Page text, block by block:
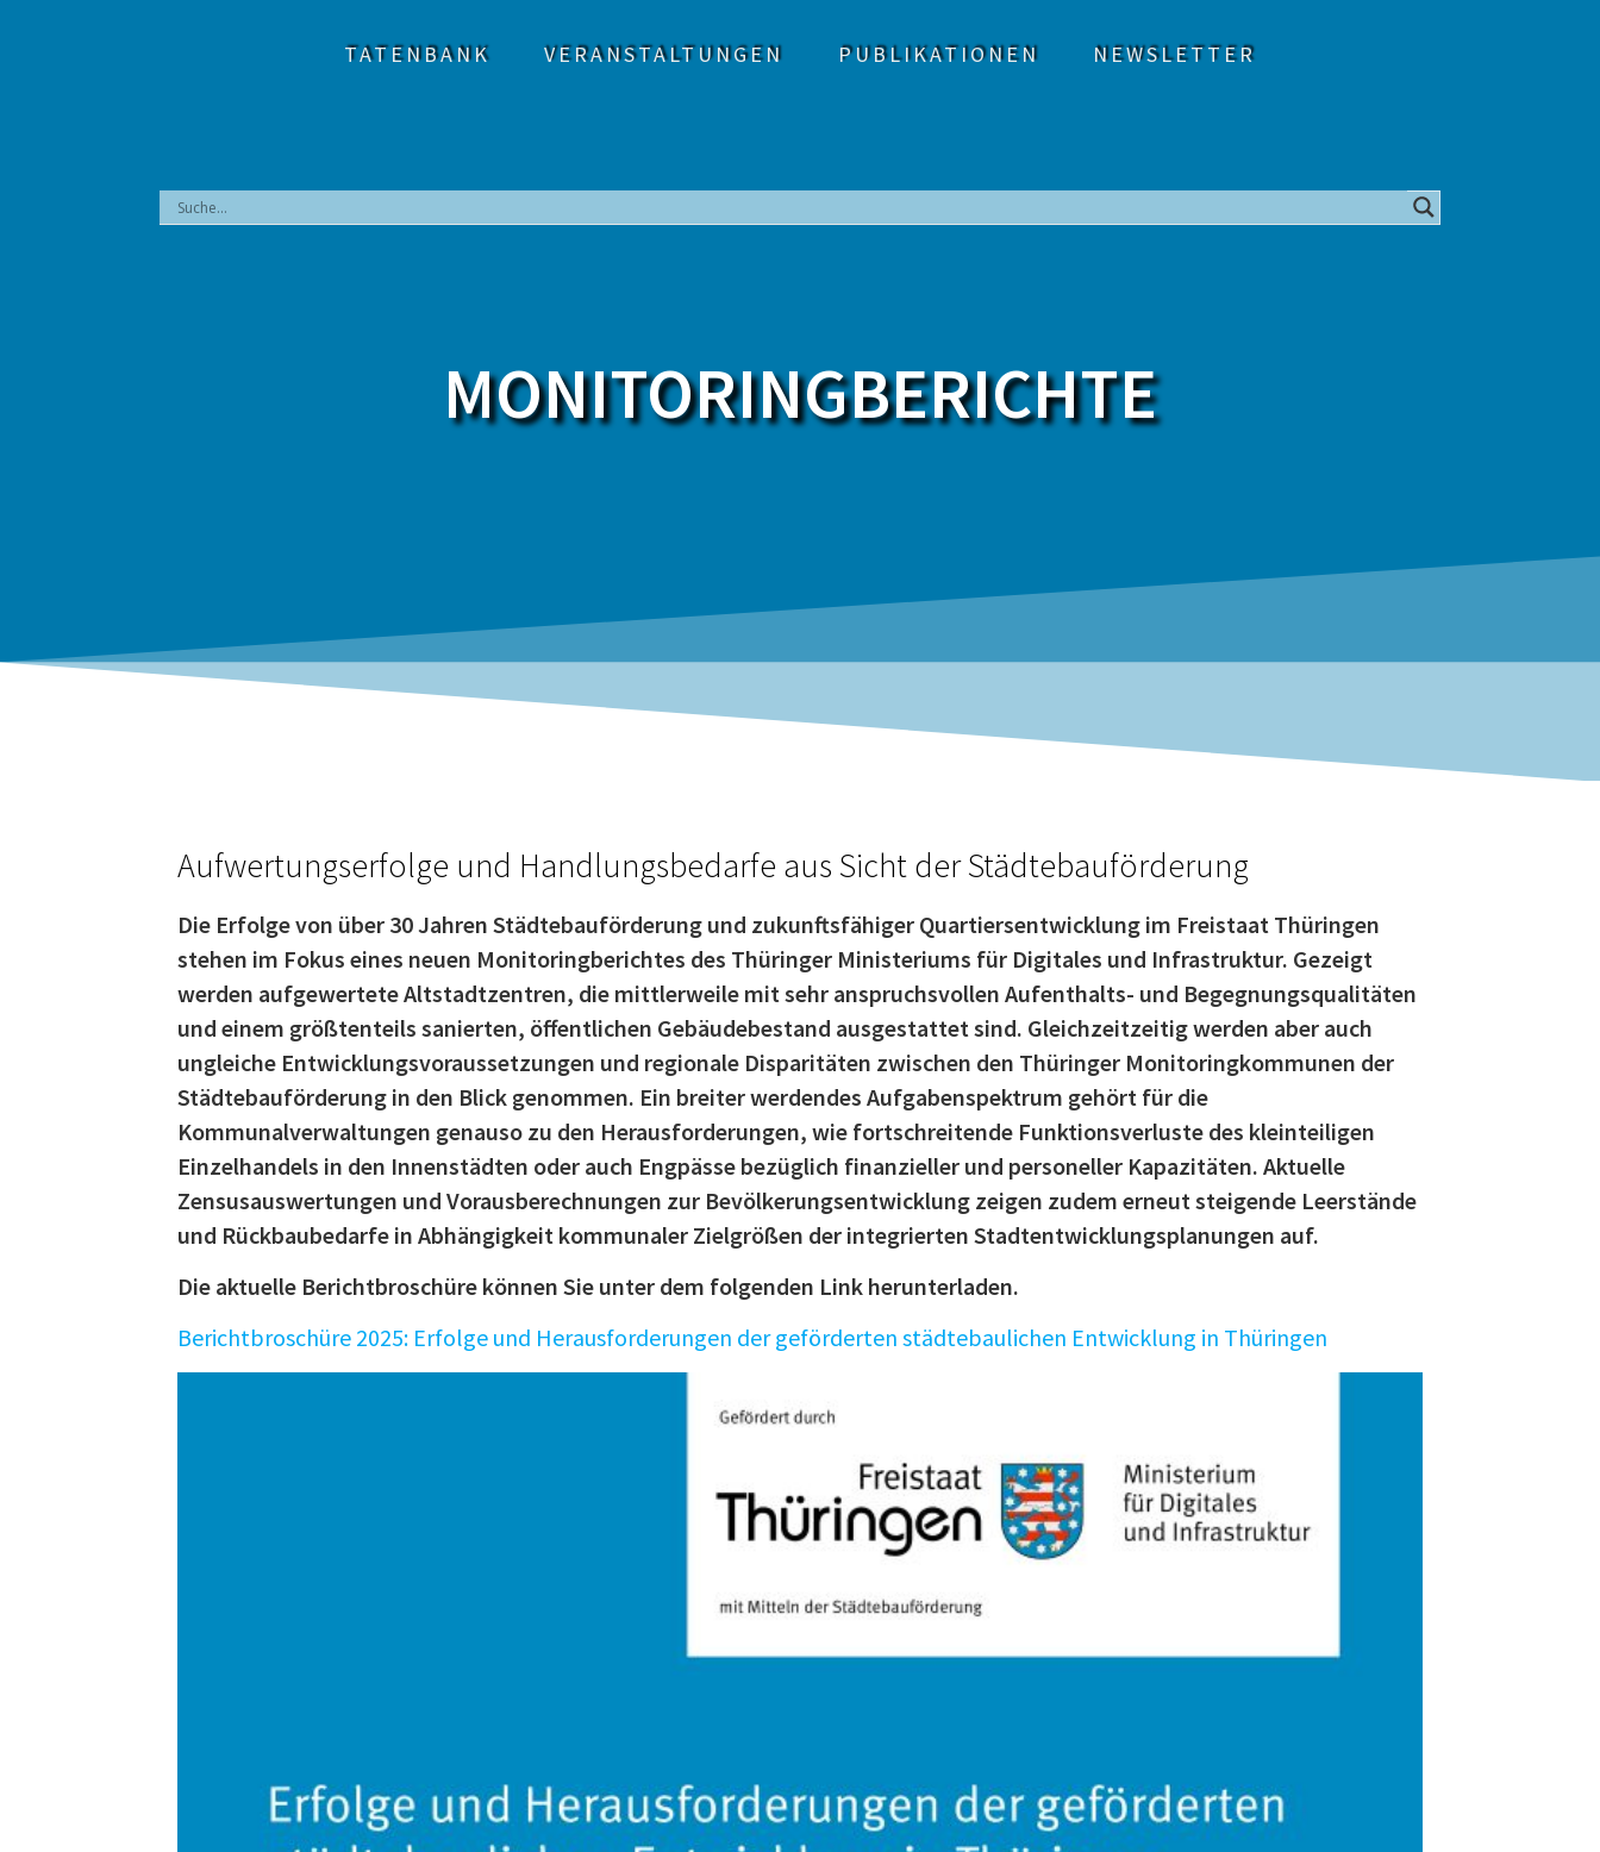
TATENBANK VERANSTALTUNGEN PUBLIKATIONEN NEWSLETTER
MONITORINGBERICHTE
Aufwertungserfolge und Handlungsbedarfe aus Sicht der Städtebauförderung
Die Erfolge von über 30 Jahren Städtebauförderung und zukunftsfähiger Quartiersentwicklung im Freistaat Thüringen
stehen im Fokus eines neuen Monitoringberichtes des Thüringer Ministeriums für Digitales und Infrastruktur. Gezeigt
werden aufgewertete Altstadtzentren, die mittlerweile mit sehr anspruchsvollen Aufenthalts- und Begegnungsqualitäten
und einem größtenteils sanierten, öffentlichen Gebäudebestand ausgestattet sind. Gleichzeitzeitig werden aber auch
ungleiche Entwicklungsvoraussetzungen und regionale Disparitäten zwischen den Thüringer Monitoringkommunen der
Städtebauförderung in den Blick genommen. Ein breiter werdendes Aufgabenspektrum gehört für die
Kommunalverwaltungen genauso zu den Herausforderungen, wie fortschreitende Funktionsverluste des kleinteiligen
Einzelhandels in den Innenstädten oder auch Engpässe bezüglich finanzieller und personeller Kapazitäten. Aktuelle
Zensusauswertungen und Vorausberechnungen zur Bevölkerungsentwicklung zeigen zudem erneut steigende Leerstände
und Rückbaubedarfe in Abhängigkeit kommunaler Zielgrößen der integrierten Stadtentwicklungsplanungen auf.
Die aktuelle Berichtbroschüre können Sie unter dem folgenden Link herunterladen.
Berichtbroschüre 2025: Erfolge und Herausforderungen der geförderten städtebaulichen Entwicklung in Thüringen